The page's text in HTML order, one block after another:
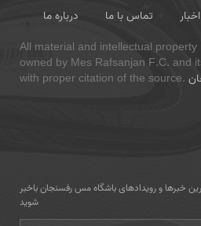
درباره ما تماس با ما اخبار
All material and intellectual
owned by Mes Rafsanjan F.C. and
with proper citation of the source.
خبرها و رویدادهای باشگاه مس رفسنجان باخبر
شوید